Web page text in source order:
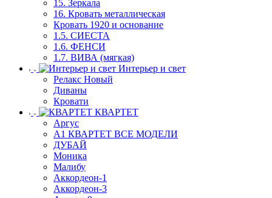
15. Зеркала
16. Кровать металлическая
Кровать 1920 и основание
1.5. СИЕСТА
1.6. ФЕНСИ
1.7. ВИВА (мягкая)
Интерьер и свет
Релакс Новый
Диваны
Кровати
КВАРТЕТ
Аргус
А1 КВАРТЕТ ВСЕ МОДЕЛИ
ДУБАЙ
Моника
Малибу
Аккордеон-1
Аккордеон-3